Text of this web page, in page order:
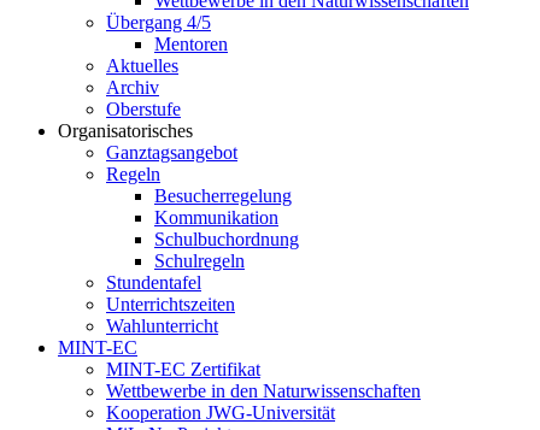
Übergang 4/5
Mentoren
Aktuelles
Archiv
Oberstufe
Organisatorisches
Ganztagsangebot
Regeln
Besucherregelung
Kommunikation
Schulbuchordnung
Schulregeln
Stundentafel
Unterrichtszeiten
Wahlunterricht
MINT-EC
MINT-EC Zertifikat
Wettbewerbe in den Naturwissenschaften
Kooperation JWG-Universität